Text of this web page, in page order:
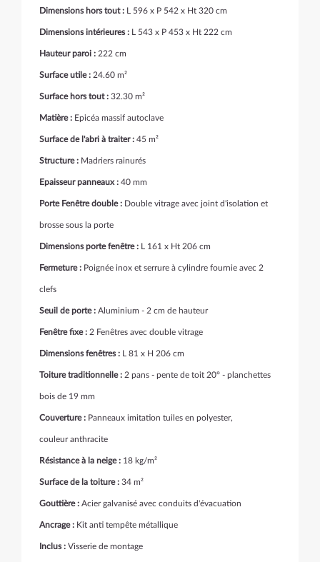
Dimensions hors tout : L 596 x P 542 x Ht 320 cm
Dimensions intérieures : L 543 x P 453 x Ht 222 cm
Hauteur paroi : 222 cm
Surface utile : 24.60 m²
Surface hors tout : 32.30 m²
Matière : Epicéa massif autoclave
Surface de l'abri à traiter : 45 m²
Structure : Madriers rainurés
Epaisseur panneaux : 40 mm
Porte Fenêtre double : Double vitrage avec joint d'isolation et
brosse sous la porte
Dimensions porte fenêtre : L 161 x Ht 206 cm
Fermeture : Poignée inox et serrure à cylindre fournie avec 2
clefs
Seuil de porte : Aluminium - 2 cm de hauteur
Fenêtre fixe : 2 Fenêtres avec double vitrage
Dimensions fenêtres : L 81 x H 206 cm
Toiture traditionnelle : 2 pans - pente de toit 20° - planchettes
bois de 19 mm
Couverture : Panneaux imitation tuiles en polyester,
couleur anthracite
Résistance à la neige : 18 kg/m²
Surface de la toiture : 34 m²
Gouttière : Acier galvanisé avec conduits d'évacuation
Ancrage : Kit anti tempête métallique
Inclus : Visserie de montage